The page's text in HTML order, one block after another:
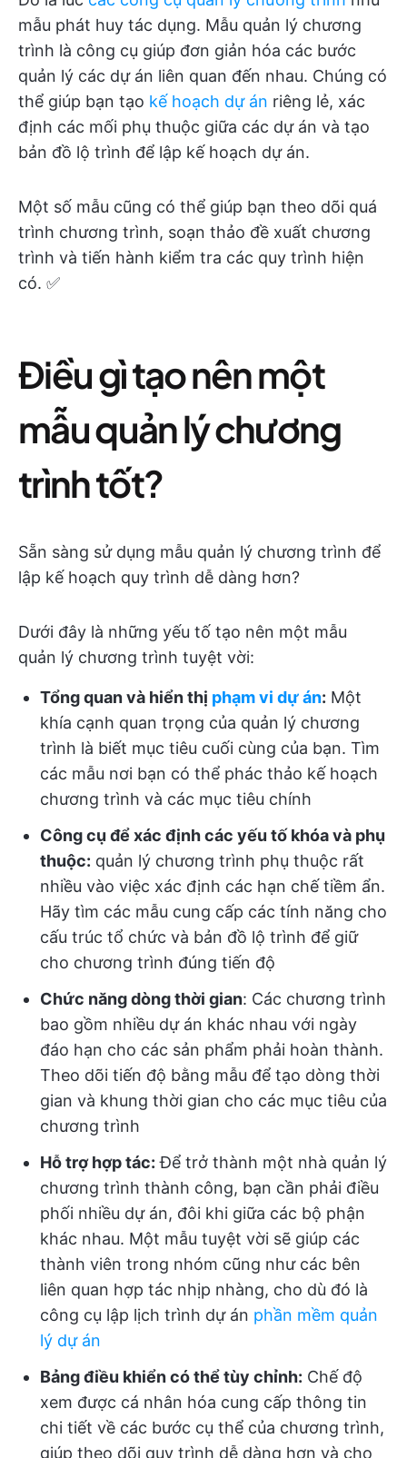
mẫu phát huy tác dụng. Mẫu quản lý chương
trình là công cụ giúp đơn giản hóa các bước
quản lý các dự án liên quan đến nhau. Chúng có
thể giúp bạn tạo kế hoạch dự án riêng lẻ, xác
định các mối phụ thuộc giữa các dự án và tạo
bản đồ lộ trình để lập kế hoạch dự án.
Một số mẫu cũng có thể giúp bạn theo dõi quá
trình chương trình, soạn thảo đề xuất chương
trình và tiến hành kiểm tra các quy trình hiện
có. ✅
Điều gì tạo nên một
mẫu quản lý chương
trình tốt?
Sẵn sàng sử dụng mẫu quản lý chương trình để
lập kế hoạch quy trình dễ dàng hơn?
Dưới đây là những yếu tố tạo nên một mẫu
quản lý chương trình tuyệt vời:
Tổng quan và hiển thị phạm vi dự án: Một
khía cạnh quan trọng của quản lý chương
trình là biết mục tiêu cuối cùng của bạn. Tìm
các mẫu nơi bạn có thể phác thảo kế hoạch
chương trình và các mục tiêu chính
Công cụ để xác định các yếu tố khóa và phụ
thuộc: quản lý chương trình phụ thuộc rất
nhiều vào việc xác định các hạn chế tiềm ẩn.
Hãy tìm các mẫu cung cấp các tính năng cho
cấu trúc tổ chức và bản đồ lộ trình để giữ
cho chương trình đúng tiến độ
Chức năng dòng thời gian: Các chương trình
bao gồm nhiều dự án khác nhau với ngày
đáo hạn cho các sản phẩm phải hoàn thành.
Theo dõi tiến độ bằng mẫu để tạo dòng thời
gian và khung thời gian cho các mục tiêu của
chương trình
Hỗ trợ hợp tác: Để trở thành một nhà quản lý
chương trình thành công, bạn cần phải điều
phối nhiều dự án, đôi khi giữa các bộ phận
khác nhau. Một mẫu tuyệt vời sẽ giúp các
thành viên trong nhóm cũng như các bên
liên quan hợp tác nhịp nhàng, cho dù đó là
công cụ lập lịch trình dự án phần mềm quản
lý dự án
Bảng điều khiển có thể tùy chỉnh: Chế độ
xem được cá nhân hóa cung cấp thông tin
chi tiết về các bước cụ thể của chương trình,
giúp theo dõi quy trình dễ dàng hơn và cho